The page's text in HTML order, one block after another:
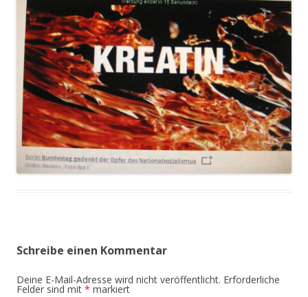
Schreibe einen Kommentar
Deine E-Mail-Adresse wird nicht veröffentlicht. Erforderliche
Felder sind mit * markiert